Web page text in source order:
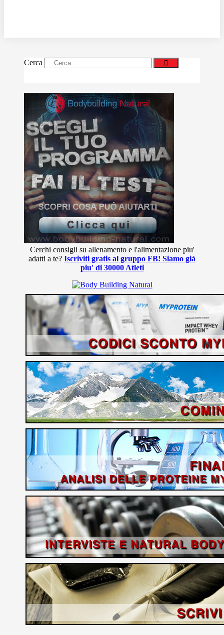
Cerca
Cerchi consigli su allenamento e l'alimentazione piu'
adatti a te? Iscriviti gratis al gruppo FB! Siamo già
piu' di 30000 Atleti